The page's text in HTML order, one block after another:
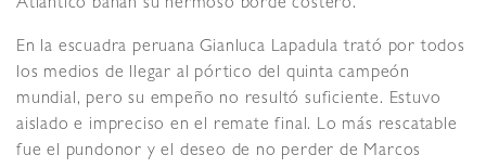
Atlántico bañan su hermoso borde costero.
En la escuadra peruana Gianluca Lapadula trató por todos
los medios de llegar al pórtico del quinta campeón
mundial, pero su empeño no resultó suficiente. Estuvo
aislado e impreciso en el remate final. Lo más rescatable
fue el pundonor y el deseo de no perder de Marcos